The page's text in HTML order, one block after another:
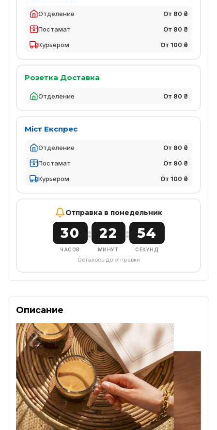
Отделение
От 80 ₴
Постамат
От 80 ₴
Курьером
От 100 ₴
Розетка Доставка
Отделение От 80 ₴
Міст Експрес
Отделение
От 80 ₴
Постамат
От 80 ₴
Курьером
От 100 ₴
Отправка в понедельник
30
ЧАСОВ
: 22
МИНУТ
: 54
СЕКУНД
Осталось до отправки
Описание